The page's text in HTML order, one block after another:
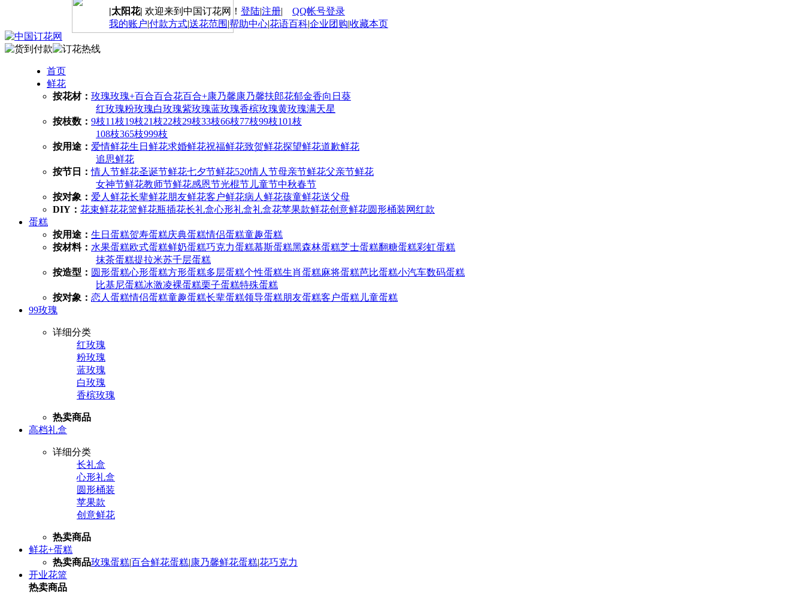
|太阳花| 欢迎来到中国订花网！ 登陆|注册|
QQ帐号登录
我的账户|付款方式|送花范围 |帮助中心|花语百科|企业团购|收藏本页
首页
鲜花
按花材： 玫瑰玫瑰+百合百合花百合+康乃馨康乃馨扶郎花郁金香向日葵
红玫瑰粉玫瑰白玫瑰紫玫瑰蓝玫瑰香槟玫瑰黄玫瑰满天星
按枝数： 9枝11枝19枝21枝22枝29枝33枝66枝77枝99枝101枝
108枝365枝999枝
按用途： 爱情鲜花生日鲜花求婚鲜花祝福鲜花致贺鲜花探望鲜花道歉鲜花
追思鲜花
按节日：情人节鲜花圣诞节鲜花七夕节鲜花520情人节母亲节鲜花父亲节鲜花
女神节鲜花教师节鲜花感恩节光棍节 儿童节中秋春节
按对象： 爱人鲜花长辈鲜花朋友鲜花客户鲜花病人鲜花孩童鲜花送父母
DIY： 花束鲜花花篮鲜花瓶插花长礼盒心形礼盒礼盒花苹果款鲜花创意鲜花圆形桶装网红款
蛋糕
按用途： 生日蛋糕贺寿蛋糕庆典蛋糕情侣蛋糕童趣蛋糕
按材料： 水果蛋糕欧式蛋糕鲜奶蛋糕巧克力蛋糕慕斯蛋糕黑森林蛋糕芝士蛋糕翻糖蛋糕彩虹蛋糕
抹茶蛋糕提拉米苏千层蛋糕
按造型： 圆形蛋糕心形蛋糕方形蛋糕多层蛋糕个性蛋糕生肖蛋糕麻将蛋糕芭比蛋糕小汽车数码蛋糕
比基尼蛋糕冰激凌裸蛋糕栗子蛋糕特殊蛋糕
按对象： 恋人蛋糕情侣蛋糕童趣蛋糕长辈蛋糕领导蛋糕朋友蛋糕客户蛋糕 儿童蛋糕
99玫瑰
详细分类
红玫瑰
粉玫瑰
蓝玫瑰
白玫瑰
香槟玫瑰
热卖商品
高档礼盒
详细分类
长礼盒
心形礼盒
圆形桶装
苹果款
创意鲜花
热卖商品
鲜花+蛋糕
热卖商品玫瑰蛋糕|百合鲜花蛋糕|康乃馨鲜花蛋糕|花巧克力
开业花篮
热卖商品